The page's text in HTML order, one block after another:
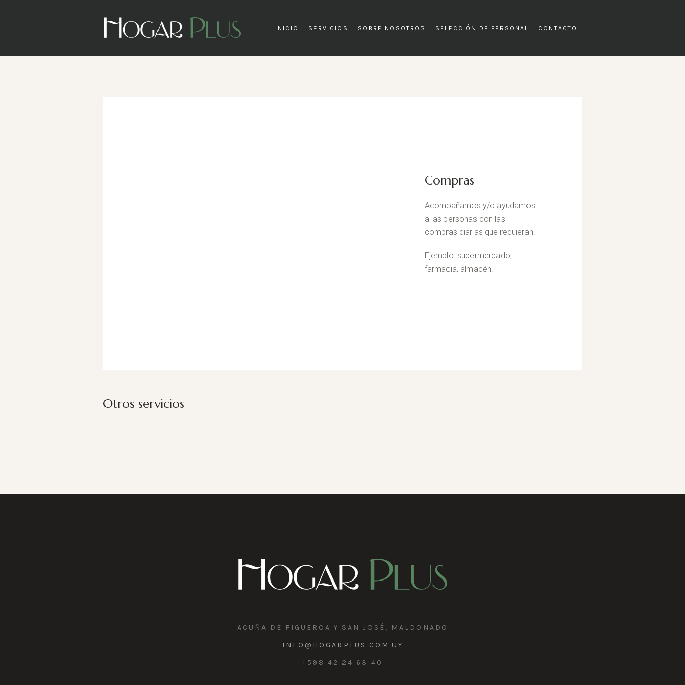
INICIO SERVICIOS SOBRE NOSOTROS SELECCIÓN DE PERSONAL CONTACTO
Compras
Acompañamos y/o ayudamos
a las personas con las
compras diarias que requieran.
Ejemplo: supermercado,
farmacia, almacén.
Otros servicios
ACUÑA DE FIGUEROA Y SAN JOSÉ, MALDONADO
INFO@HOGARPLUS.COM.UY
+598 42 24 63 40